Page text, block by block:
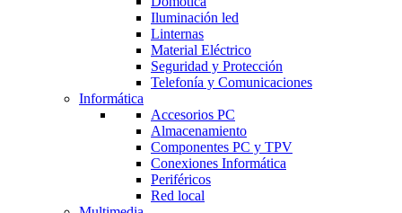
Iluminación led
Linternas
Material Eléctrico
Seguridad y Protección
Telefonía y Comunicaciones
Informática
Accesorios PC
Almacenamiento
Componentes PC y TPV
Conexiones Informática
Periféricos
Red local